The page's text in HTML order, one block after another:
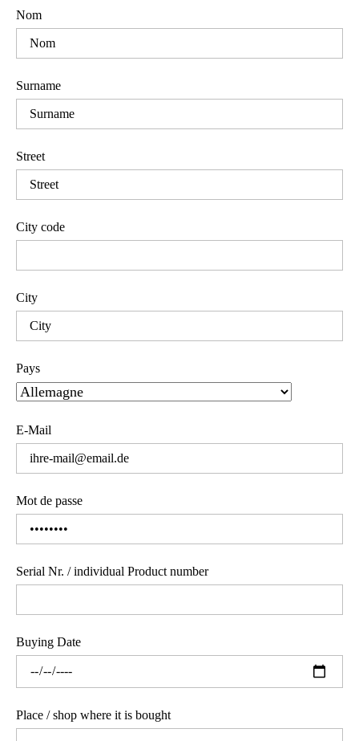
Nom
Surname
Street
City code
City
Pays
E-Mail
Mot de passe
Serial Nr. / individual Product number
Buying Date
Place / shop where it is bought